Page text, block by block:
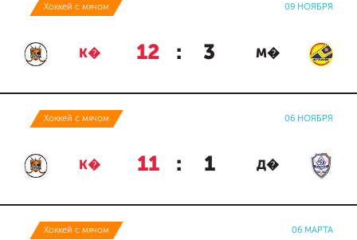
Хоккей с мячом 09 НОЯБРЯ
К� 12 : 3 М�
Хоккей с мячом 06 НОЯБРЯ
К� 11 : 1 Д�
Хоккей с мячом 06 МАРТА